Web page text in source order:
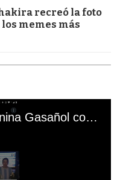
recreó la foto
memes más
El mal momento de Yanina Gasañol con un hincha argentino en "Subrayado"